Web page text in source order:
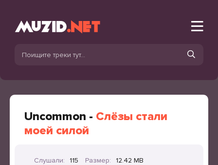
Uncommon - Слёзы стали
моей силой
Слушали: 115 Размер:
12.42 MB